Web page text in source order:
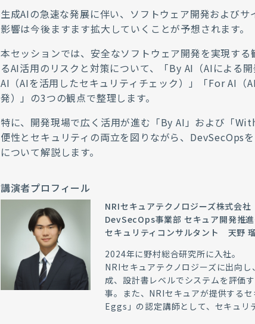
生成AIの急速な発展に伴い、ソフトウェア開発および
影響は今後ますます拡大していくことが予想されます。
本セッションでは、安全なソフトウェア開発を実現す
るAI活用のリスクと対策について、「By AI（AIによる
AI（AIを活用したセキュリティチェック）」「For AI（
発）」の3つの観点で整理します。
特に、開発現場で広く活用が進む「By AI」および「
便性とセキュリティの両立を図りながら、DevSecOps
について解説します。
講演者プロフィール
NRIセキュアテクノロジーズ株式会社
DevSecOps事業部 セキュア開発推
セキュリティコンサルタント 天野
2024年に野村総合研究所に入社。
NRIセキュアテクノロジーズに出向
成、設計書レベルでシステムを評価
事。また、NRIセキュアが提供する
Eggs」の認定講師として、セキュリ